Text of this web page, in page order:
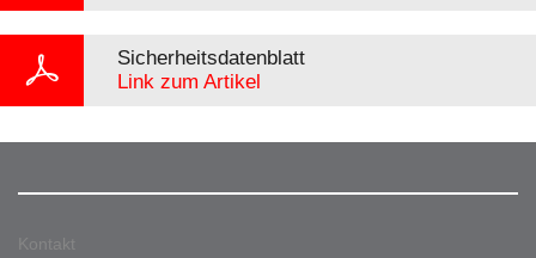
Sicherheitsdatenblatt
Link zum Artikel
Kontakt